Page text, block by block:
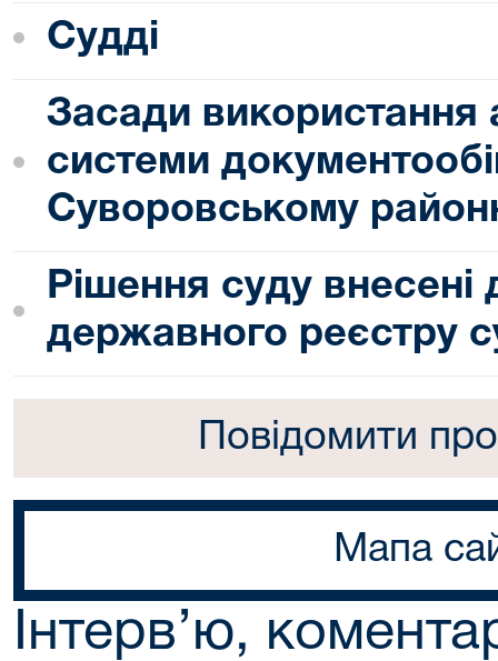
Судді
Засади використання
системи
Суворовському
Рішення суду
державного реєстру
Повідомити
Мапа
Інтерв’ю,